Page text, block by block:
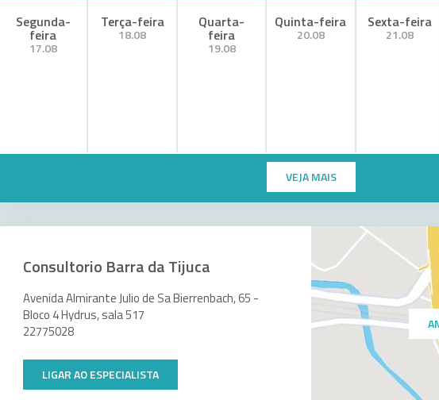
Segunda-
feira
17.08
Terça-feira
18.08
Quarta-
feira
19.08
Quinta-feira
20.08
Sexta-feira
21.08
VEJA MAIS
Consultorio Barra da Tijuca
Avenida Almirante Julio de Sa Bierrenbach, 65 -
Bloco 4 Hydrus, sala 517
22775028
LIGAR AO ESPECIALISTA